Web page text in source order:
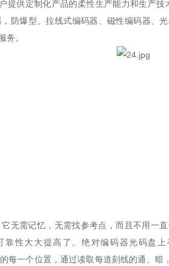
提供定制化产品的柔性生产能力和生产
，防爆型、拉线式编码器、磁性编码器
务。
无需记忆，无需找参考点，而且不用一
靠性大大提高了。绝对编码器光码盘
每一个位置，通过读取每道刻线的通、